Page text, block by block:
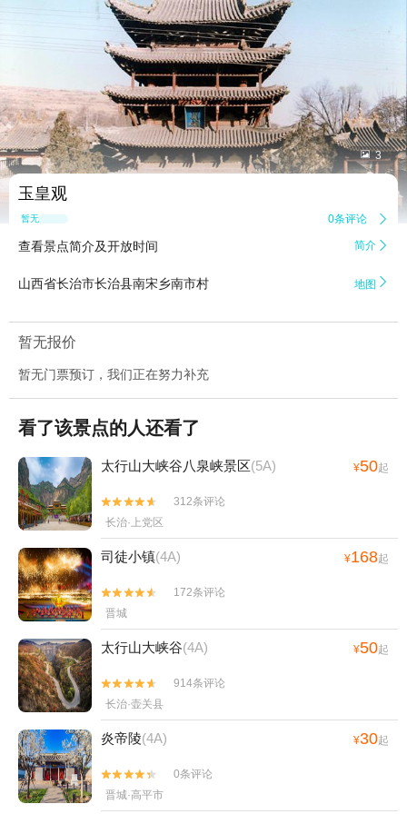
 3
玉皇观
暂无点评 0条评论 
查看景点简介及开放时间 简介 
山西省长治市长治县南宋乡南市村 地图 
暂无报价
暂无门票预订，我们正在努力补充
看了该景点的人还看了
太行山大峡谷八泉峡景区(5A) ¥50起


312条评论
长治·上党区
司徒小镇(4A) ¥168起


172条评论
晋城
太行山大峡谷(4A) ¥50起


914条评论
长治·壶关县
炎帝陵(4A) ¥30起


0条评论
晋城·高平市